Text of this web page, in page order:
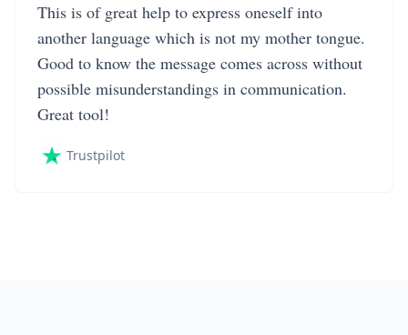
This is of great help to express oneself into
another language which is not my mother tongue.
Good to know the message comes across without
possible misunderstandings in communication.
Great tool!
Trustpilot